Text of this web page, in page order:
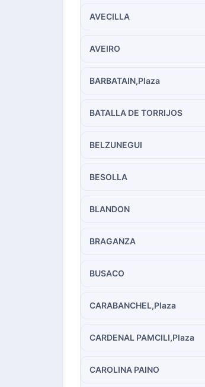
AVECILLA
AVEIRO
BARBATAIN,Plaza
BATALLA DE TORRIJOS
BELZUNEGUI
BESOLLA
BLANDON
BRAGANZA
BUSACO
CARABANCHEL,Plaza
CARDENAL PAMCILI,Plaza
CAROLINA PAINO